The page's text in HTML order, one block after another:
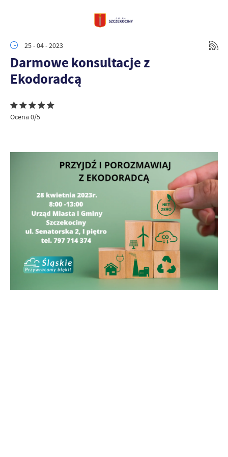
25 - 04 - 2023
Darmowe konsultacje z
Ekodoradcą
Ocena 0/5